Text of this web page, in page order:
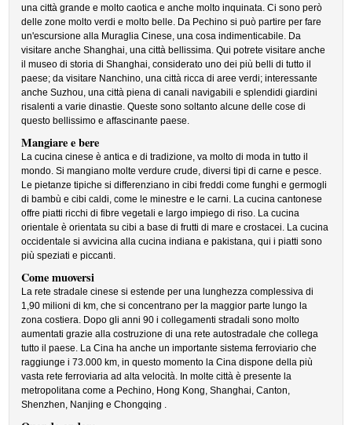
una città grande e molto caotica e anche molto inquinata. Ci sono però
delle zone molto verdi e molto belle. Da Pechino si può partire per fare
un'escursione alla Muraglia Cinese, una cosa indimenticabile. Da
visitare anche Shanghai, una città bellissima. Qui potrete visitare anche
il museo di storia di Shanghai, considerato uno dei più belli di tutto il
paese; da visitare Nanchino, una città ricca di aree verdi; interessante
anche Suzhou, una città piena di canali navigabili e splendidi giardini
risalenti a varie dinastie. Queste sono soltanto alcune delle cose di
questo bellissimo e affascinante paese.
Mangiare e bere
La cucina cinese è antica e di tradizione, va molto di moda in tutto il
mondo. Si mangiano molte verdure crude, diversi tipi di carne e pesce.
Le pietanze tipiche si differenziano in cibi freddi come funghi e germogli
di bambù e cibi caldi, come le minestre e le carni. La cucina cantonese
offre piatti ricchi di fibre vegetali e largo impiego di riso. La cucina
orientale è orientata su cibi a base di frutti di mare e crostacei. La cucina
occidentale si avvicina alla cucina indiana e pakistana, qui i piatti sono
più speziati e piccanti.
Come muoversi
La rete stradale cinese si estende per una lunghezza complessiva di
1,90 milioni di km, che si concentrano per la maggior parte lungo la
zona costiera. Dopo gli anni 90 i collegamenti stradali sono molto
aumentati grazie alla costruzione di una rete autostradale che collega
tutto il paese. La Cina ha anche un importante sistema ferroviario che
raggiunge i 73.000 km, in questo momento la Cina dispone della più
vasta rete ferroviaria ad alta velocità. In molte città è presente la
metropolitana come a Pechino, Hong Kong, Shanghai, Canton,
Shenzhen, Nanjing e Chongqing .